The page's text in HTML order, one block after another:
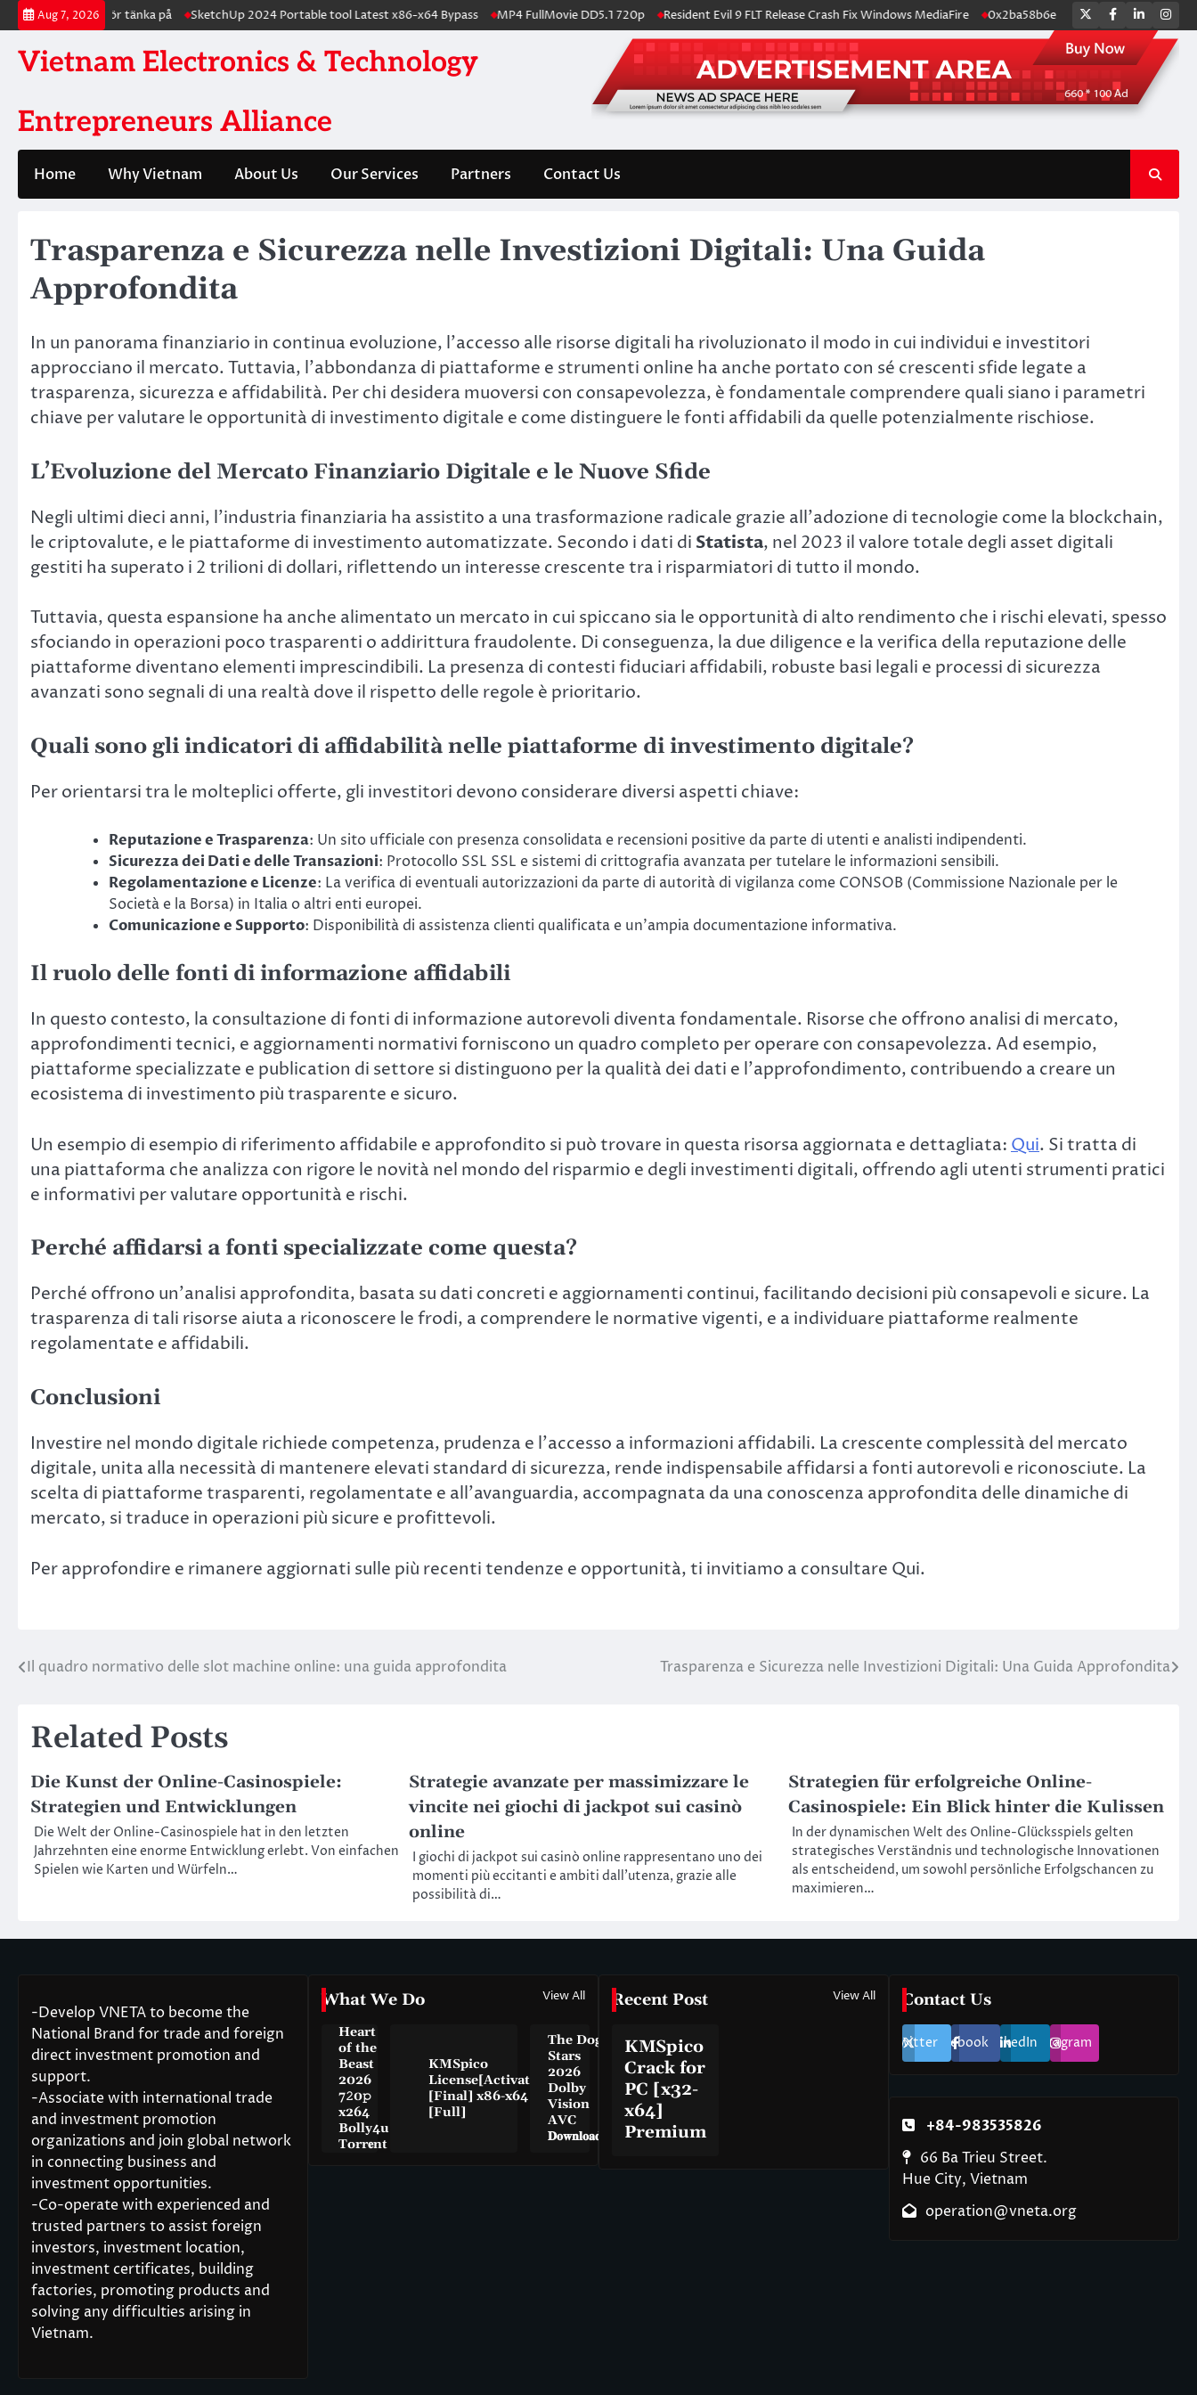
Skip
to
content
Aug 7, 2026
och vad du bör tänka på SketchUp 2024 Portable tool Latest x86-x64 Bypass MP4 FullMovie DD5.1 720p Resident Evil 9 FLT Release Crash Fix Windows MediaFire 0x2ba58b6e Snabba uttag på online
Twitter
Facebook
LinkedIn
Vietnam Electronics & Technology
Entrepreneurs Alliance
Home Why Vietnam About Us Our Services Partners Contact Us
Trasparenza e Sicurezza nelle Investizioni Digitali: Una Guida
Approfondita
In un panorama finanziario in continua evoluzione, l’accesso alle risorse digitali ha rivoluzionato il modo in cui individui e investitori
approcciano il mercato. Tuttavia, l’abbondanza di piattaforme e strumenti online ha anche portato con sé crescenti sfide legate a
trasparenza, sicurezza e affidabilità. Per chi desidera muoversi con consapevolezza, è fondamentale comprendere quali siano i parametri
chiave per valutare le opportunità di investimento digitale e come distinguere le fonti affidabili da quelle potenzialmente rischiose.
L’Evoluzione del Mercato Finanziario Digitale e le Nuove Sfide
Negli ultimi dieci anni, l’industria finanziaria ha assistito a una trasformazione radicale grazie all’adozione di tecnologie come la blockchain,
le criptovalute, e le piattaforme di investimento automatizzate. Secondo i dati di Statista, nel 2023 il valore totale degli asset digitali
gestiti ha superato i 2 trilioni di dollari, riflettendo un interesse crescente tra i risparmiatori di tutto il mondo.
Tuttavia, questa espansione ha anche alimentato un mercato in cui spiccano sia le opportunità di alto rendimento che i rischi elevati, spesso
sfociando in operazioni poco trasparenti o addirittura fraudolente. Di conseguenza, la due diligence e la verifica della reputazione delle
piattaforme diventano elementi imprescindibili. La presenza di contesti fiduciari affidabili, robuste basi legali e processi di sicurezza
avanzati sono segnali di una realtà dove il rispetto delle regole è prioritario.
Quali sono gli indicatori di affidabilità nelle piattaforme di investimento digitale?
Per orientarsi tra le molteplici offerte, gli investitori devono considerare diversi aspetti chiave:
Reputazione e Trasparenza: Un sito ufficiale con presenza consolidata e recensioni positive da parte di utenti e analisti indipendenti.
Sicurezza dei Dati e delle Transazioni: Protocollo SSL SSL e sistemi di crittografia avanzata per tutelare le informazioni sensibili.
Regolamentazione e Licenze: La verifica di eventuali autorizzazioni da parte di autorità di vigilanza come CONSOB (Commissione Nazionale per le
Società e la Borsa) in Italia o altri enti europei.
Comunicazione e Supporto: Disponibilità di assistenza clienti qualificata e un’ampia documentazione informativa.
Il ruolo delle fonti di informazione affidabili
In questo contesto, la consultazione di fonti di informazione autorevoli diventa fondamentale. Risorse che offrono analisi di mercato,
approfondimenti tecnici, e aggiornamenti normativi forniscono un quadro completo per operare con consapevolezza. Ad esempio,
piattaforme specializzate e publication di settore si distinguono per la qualità dei dati e l’approfondimento, contribuendo a creare un
ecosistema di investimento più trasparente e sicuro.
Un esempio di esempio di riferimento affidabile e approfondito si può trovare in questa risorsa aggiornata e dettagliata: Qui. Si tratta di
una piattaforma che analizza con rigore le novità nel mondo del risparmio e degli investimenti digitali, offrendo agli utenti strumenti pratici
e informativi per valutare opportunità e rischi.
Perché affidarsi a fonti specializzate come questa?
Perché offrono un’analisi approfondita, basata su dati concreti e aggiornamenti continui, facilitando decisioni più consapevoli e sicure. La
trasparenza di tali risorse aiuta a riconoscere le frodi, a comprendere le normative vigenti, e a individuare piattaforme realmente
regolamentate e affidabili.
Conclusioni
Investire nel mondo digitale richiede competenza, prudenza e l’accesso a informazioni affidabili. La crescente complessità del mercato
digitale, unita alla necessità di mantenere elevati standard di sicurezza, rende indispensabile affidarsi a fonti autorevoli e riconosciute. La
scelta di piattaforme trasparenti, regolamentate e all’avanguardia, accompagnata da una conoscenza approfondita delle dinamiche di
mercato, si traduce in operazioni più sicure e profittevoli.
Per approfondire e rimanere aggiornati sulle più recenti tendenze e opportunità, ti invitiamo a consultare Qui.
Post
Il quadro normativo delle slot machine online: una guida approfondita Trasparenza e Sicurezza nelle Investizioni Digitali: Una Guida Approfondita
Related Posts
Die Kunst der Online-Casinospiele:
Strategien und Entwicklungen
Die Welt der Online-Casinospiele hat in den letzten
Jahrzehnten eine enorme Entwicklung erlebt. Von einfachen
Spielen wie Karten und Würfeln…
Strategie avanzate per massimizzare le
vincite nei giochi di jackpot sui casinò
online
I giochi di jackpot sui casinò online rappresentano uno dei
momenti più eccitanti e ambiti dall’utenza, grazie alle
possibilità di…
Strategien für erfolgreiche Online-
Casinospiele: Ein Blick hinter die Kulissen
In der dynamischen Welt des Online-Glücksspiels gelten
strategisches Verständnis und technologische Innovationen
als entscheidend, um sowohl persönliche Erfolgschancen zu
maximieren…
-Develop VNETA to become the
National Brand for trade and foreign
direct investment promotion and
support.
-Associate with international trade
and investment promotion
organizations and join global network
in connecting business and
investment opportunities.
-Co-operate with experienced and
trusted partners to assist foreign
investors, investment location,
investment certificates, building
factories, promoting products and
solving any difficulties arising in
Vietnam.
What We Do View All
Heart
of the
Beast
2026
7𝟸0𝚙
x264
Bolly4u
Torr𝐞nt
KMSpico
License[Activated]
[Final] x86-x64
[Full]
The Dog
Stars
2026
Dolby
Vision
AVC
𝐃𝐨𝐰𝐧𝐥𝐨𝐚𝐝
Recent Post View All
KMSpico
Crack for
PC [x32-
x64]
Premium
Contact Us
TwitterFacebookLinkedInInstagram
+84-983535826
66 Ba Trieu Street.
Hue City, Vietnam
operation@vneta.org